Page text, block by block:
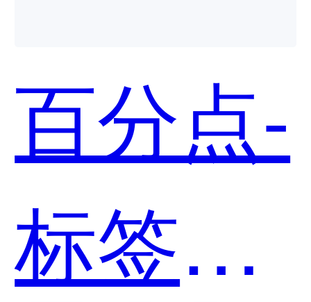
用？
百分点-
标签管